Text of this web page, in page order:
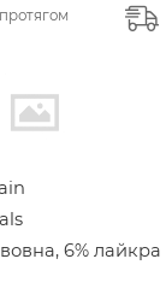
6% лайкра